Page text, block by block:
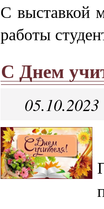
С выставкой
работы
С Днем
05.10.2023